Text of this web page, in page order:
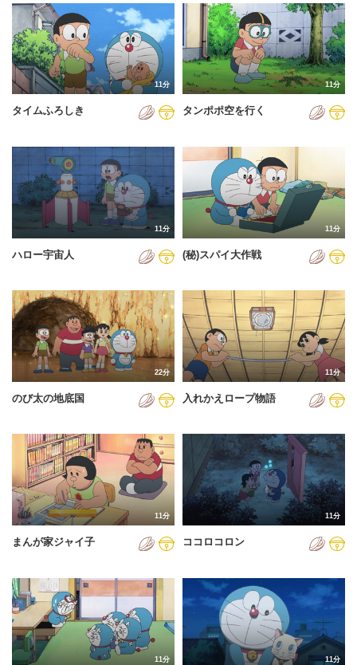
2024年
2025年
2026年
11分
タイムふろしき
11分
タンポポ空を行く
11分
ハロー宇宙人
11分
(秘)スパイ大作戦
22分
のび太の地底国
11分
入れかえロープ物語
11分
まんが家ジャイ子
11分
ココロコロン
11分 11分